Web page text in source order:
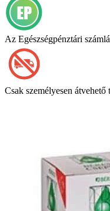
Az Egészségpénztári
Csak személyesen átvehető